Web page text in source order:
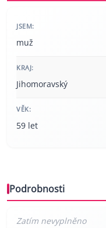
JSEM:
muž
KRAJ:
Jihomoravský
VĚK:
59 let
Podrobnosti